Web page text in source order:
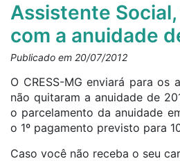
Assistente
com a anuidade
Publicado em 20/07/2012
O CRESS-MG enviará para os
não quitaram a anuidade de
o parcelamento da anuidade
o 1º pagamento previsto para
Caso você não receba o seu